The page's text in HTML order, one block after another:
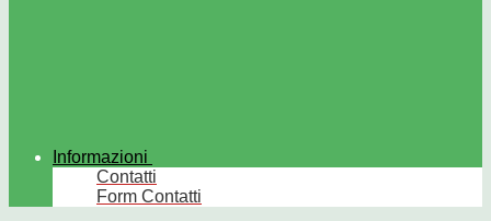
Informazioni
Contatti
Form Contatti